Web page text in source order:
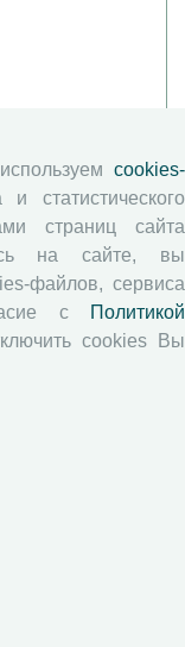
cookies-
статистического
страниц сайта
на сайте, вы
файлов, сервиса
с
Политикой
cookies Вы